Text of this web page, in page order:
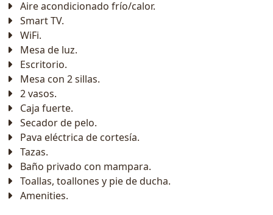
Aire acondicionado frío/calor.
Smart TV.
WiFi.
Mesa de luz.
Escritorio.
Mesa con 2 sillas.
2 vasos.
Caja fuerte.
Secador de pelo.
Pava eléctrica de cortesía.
Tazas.
Baño privado con mampara.
Toallas, toallones y pie de ducha.
Amenities.